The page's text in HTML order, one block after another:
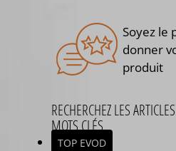
Soyez le
donner
produit
RECHERCHEZ LES
MOTS CLÉS
TOP EVOD